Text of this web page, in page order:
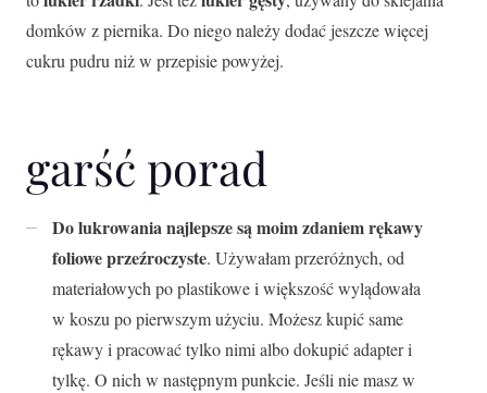
domków z piernika. Do niego należy dodać jeszcze więcej
cukru pudru niż w przepisie powyżej.
garść porad
Do lukrowania najlepsze są moim zdaniem rękawy
foliowe przeźroczyste. Używałam przeróżnych, od
materiałowych po plastikowe i większość wylądowała
w koszu po pierwszym użyciu. Możesz kupić same
rękawy i pracować tylko nimi albo dokupić adapter i
tylkę. O nich w następnym punkcie. Jeśli nie masz w